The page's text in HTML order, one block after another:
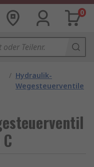
0
/ Hydraulik-
Wegesteuerventile